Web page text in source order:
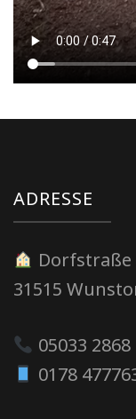
ADRESSE
Dorfstraße
31515
05033 2868
0178